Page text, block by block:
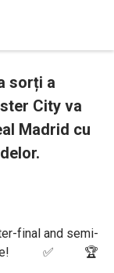
sorți a
City va
Madrid cu
final and semi-
✅🏆